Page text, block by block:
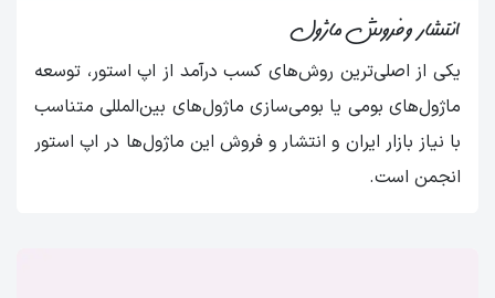
انتشار و فروش ماژول
یکی از اصلی‌ترین روش‌های کسب درآمد از اپ استور، توسعه
ماژول‌های بومی یا بومی‌سازی ماژول‌های بین‌المللی متناسب
با نیاز بازار ایران و انتشار و فروش این ماژول‌ها در اپ استور
انجمن است.